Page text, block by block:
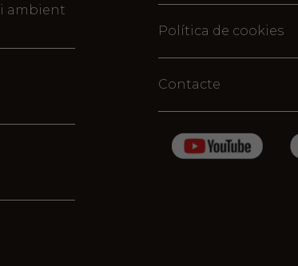
ambient
Política de cookies
Contacte